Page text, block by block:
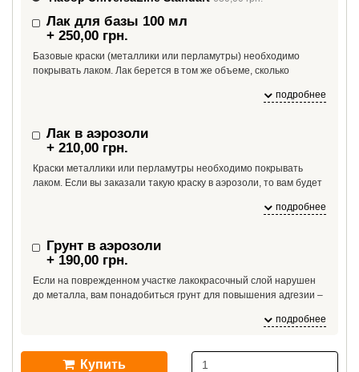
Лак для базы 100 мл
+ 250,00 грн.
Базовые краски (металлики или перламутры) необходимо
покрывать лаком. Лак берется в том же объеме, сколько
подробнее
Лак в аэрозоли
+ 210,00 грн.
Краски металлики или перламутры необходимо покрывать
лаком. Если вы заказали такую краску в аэрозоли, то вам будет
подробнее
Грунт в аэрозоли
+ 190,00 грн.
Если на поврежденном участке лакокрасочный слой нарушен
до металла, вам понадобиться грунт для повышения адгезии –
подробнее
Купить